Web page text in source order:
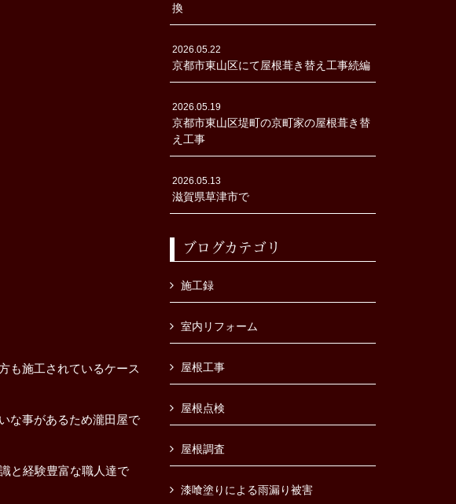
も施工されているケース
な事があるため瀧田屋で
と経験豊富な職人達で
換
2026.05.22
京都市東山区にて屋根葺き替え工事続編
2026.05.19
京都市東山区堤町の京町家の屋根葺き替
え工事
2026.05.13
滋賀県草津市で
ブログカテゴリ
施工録
室内リフォーム
屋根工事
屋根点検
屋根調査
漆喰塗りによる雨漏り被害